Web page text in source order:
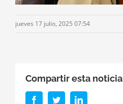
jueves 17 julio, 2025 07:54
Compartir esta noticia
FacebookTwitterLinkedIn